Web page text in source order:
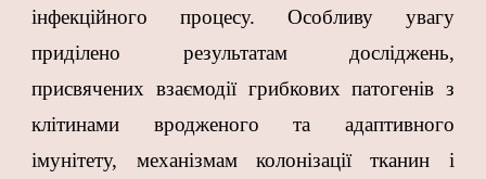
інфекційного процесу. Особливу увагу
приділено результатам досліджень,
присвячених взаємодії грибкових патогенів з
клітинами вродженого та адаптивного
імунітету, механізмам колонізації тканин і